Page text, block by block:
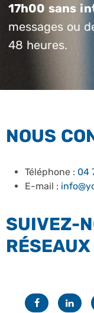
17h00 sans
messages ou
48 heures.
NOUS
Téléphone : 04
E-mail :
SUIVEZ-